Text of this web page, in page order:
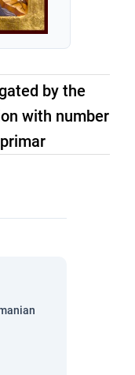
by the
with number